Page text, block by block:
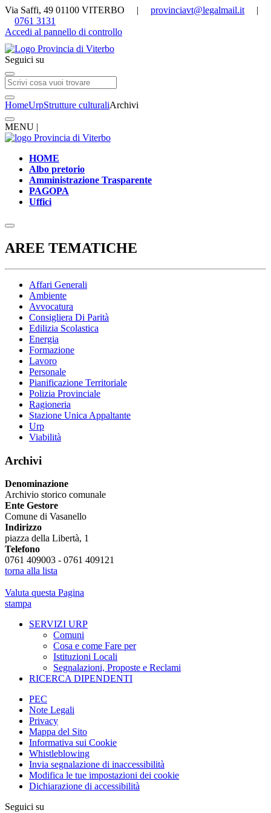
Via Saffi, 49 01100 VITERBO | provinciavt@legalmail.it |
0761 3131
Accedi al pannello di controllo
Seguici su
HomeUrpStrutture culturaliArchivi
MENU |
HOME
Albo pretorio
Amministrazione Trasparente
PAGOPA
Uffici
AREE TEMATICHE
Affari Generali
Ambiente
Avvocatura
Consigliera Di Parità
Edilizia Scolastica
Energia
Formazione
Lavoro
Personale
Pianificazione Territoriale
Polizia Provinciale
Ragioneria
Stazione Unica Appaltante
Urp
Viabilità
Archivi
Denominazione
Archivio storico comunale
Ente Gestore
Comune di Vasanello
Indirizzo
piazza della Libertà, 1
Telefono
0761 409003 - 0761 409121
torna alla lista
Valuta questa Pagina
stampa
SERVIZI URP
Comuni
Cosa e come Fare per
Istituzioni Locali
Segnalazioni, Proposte e Reclami
RICERCA DIPENDENTI
PEC
Note Legali
Privacy
Mappa del Sito
Informativa sui Cookie
Whistleblowing
Invia segnalazione di inaccessibilità
Modifica le tue impostazioni dei cookie
Dichiarazione di accessibilità
Seguici su